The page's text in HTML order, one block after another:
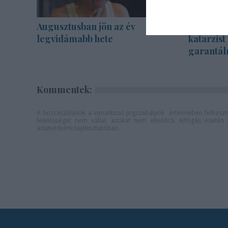
Augusztusban jön az év
legvidámabb hete
katarzist
Kommentek: